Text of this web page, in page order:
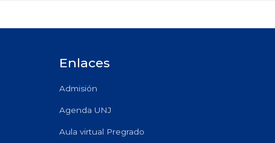
Enlaces
Admisión
Agenda UNJ
Aula virtual Pregrado